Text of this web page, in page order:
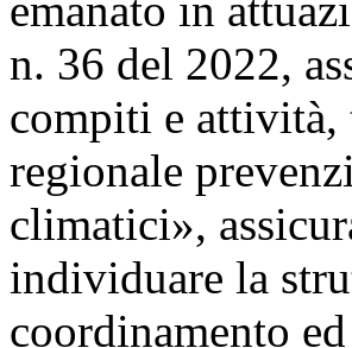
n. 36 del 2022,
compiti e
regionale
climatici»,
individuare la
coordinamento